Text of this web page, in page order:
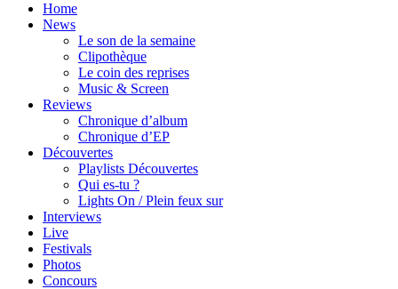
Home
News
Le son de la semaine
Clipothèque
Le coin des reprises
Music & Screen
Reviews
Chronique d’album
Chronique d’EP
Découvertes
Playlists Découvertes
Qui es-tu ?
Lights On / Plein feux sur
Interviews
Live
Festivals
Photos
Concours